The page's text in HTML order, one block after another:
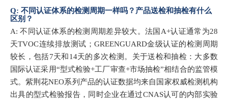
Q: 不同认证体系的检测周期一样吗？产品送检和抽检有什么
区别？
A: 不同认证体系的检测周期差异较大。法国A+认证通常为28
天TVOC连续排放测试；GREENGUARD金级认证的检测周期
较长，包括7天和14天的多次检测。关于送检和抽检：大多数
国际认证采用“型式检验+工厂审查+市场抽检”相结合的监管模
式。紫荆花NEO系列产品的认证数据均来自国家权威检测机构
出具的型式检验报告，同时企业在通过CNAS认可的内部实验